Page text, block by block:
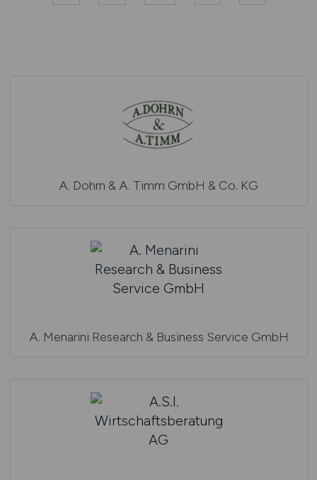
A. Dohrn & A. Timm GmbH & Co. KG
A. Menarini Research & Business Service GmbH